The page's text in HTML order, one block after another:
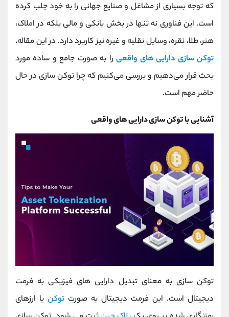
که توجه بسیاری از مشاغل و صنایع جهانی را به خود جلب کرده
است. این فناوری نه تنها در بخش بانکی و مالی بلکه در املاک،
هنر، طلا، نقره، وسایل نقلیه و غیره نیز کاربرد دارد. در این مقاله،
توکن‌ سازی دارایی‌ های واقعیرا به صورت جامع و ساده مورد
بحث قرار می‌دهیم و بررسی می‌کنیم که چرا توکن‌ سازی در حال
حاضر مهم است.
آشنایی با توکن سازی دارایی های واقعی
توکن سازی به معنای تبدیل دارایی های فیزیکی به فرمت
دیجیتال است. این فرمت دیجیتال به صورت توکن یا ارزهای
بدون پیش شماره 90001030
@alireza.mehrabii
کانال تلگرام @alirezamehrabi_com
کانال بله @alirezamehrabi_official